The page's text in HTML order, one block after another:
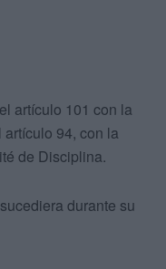
artículo 101 con la
94, con la
de Disciplina.
durante su